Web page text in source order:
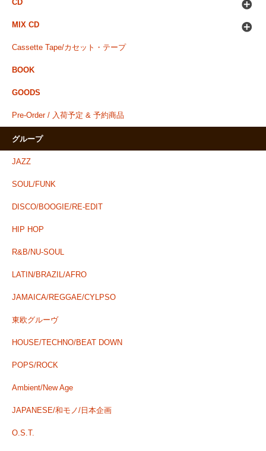
CD
MIX CD
Cassette Tape/カセット・テープ
BOOK
GOODS
Pre-Order / 入荷予定 & 予約商品
グループ
JAZZ
SOUL/FUNK
DISCO/BOOGIE/RE-EDIT
HIP HOP
R&B/NU-SOUL
LATIN/BRAZIL/AFRO
JAMAICA/REGGAE/CYLPSO
東欧グルーヴ
HOUSE/TECHNO/BEAT DOWN
POPS/ROCK
Ambient/New Age
JAPANESE/和モノ/日本企画
O.S.T.